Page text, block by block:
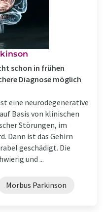
schon in frühen
Diagnose möglich
eine neurodegenerative
Basis von klinischen
Störungen, im
Dann ist das Gehirn
geschädigt. Die
und ...
Morbus Parkinson